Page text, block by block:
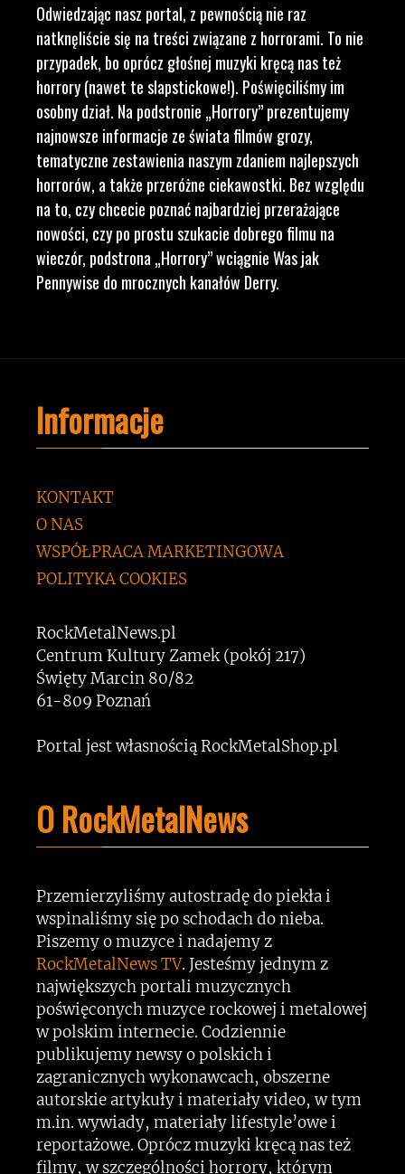
Odwiedzając nasz portal, z pewnością nie raz
natknęliście się na treści związane z horrorami. To nie
przypadek, bo oprócz głośnej muzyki kręcą nas też
horrory (nawet te slapstickowe!). Poświęciliśmy im
osobny dział. Na podstronie „Horrory” prezentujemy
najnowsze informacje ze świata filmów grozy,
tematyczne zestawienia naszym zdaniem najlepszych
horrorów, a także przeróżne ciekawostki. Bez względu
na to, czy chcecie poznać najbardziej przerażające
nowości, czy po prostu szukacie dobrego filmu na
wieczór, podstrona „Horrory” wciągnie Was jak
Pennywise do mrocznych kanałów Derry.
Informacje
KONTAKT
O NAS
WSPÓŁPRACA MARKETINGOWA
POLITYKA COOKIES
RockMetalNews.pl
Centrum Kultury Zamek (pokój 217)
Święty Marcin 80/82
61-809 Poznań
Portal jest własnością RockMetalShop.pl
O RockMetalNews
Przemierzyliśmy autostradę do piekła i
wspinaliśmy się po schodach do nieba.
Piszemy o muzyce i nadajemy z
RockMetalNews TV. Jesteśmy jednym z
największych portali muzycznych
poświęconych muzyce rockowej i metalowej
w polskim internecie. Codziennie
publikujemy newsy o polskich i
zagranicznych wykonawcach, obszerne
autorskie artykuły i materiały video, w tym
m.in. wywiady, materiały lifestyle’owe i
reportażowe. Oprócz muzyki kręcą nas też
filmy, w szczególności horrory, którym